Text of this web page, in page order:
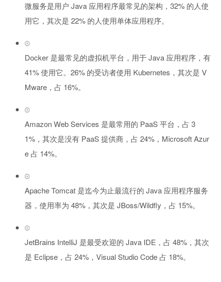
微服务是用户 Java 应用程序最常见的架构，32% 的人使
用它，其次是 22% 的人使用单体应用程序。
Docker 是最常见的虚拟机平台，用于 Java 应用程序，有
41% 使用它。26% 的受访者使用 Kubernetes，其次是 V
Mware，占 16%。
Amazon Web Services 是最常用的 PaaS 平台，占 3
1%，其次是没有 PaaS 提供商，占 24%，Microsoft Azur
e 占 14%。
Apache Tomcat 是迄今为止最流行的 Java 应用程序服务
器，使用率为 48%，其次是 JBoss/Wildfly，占 15%。
JetBrains IntelliJ 是最受欢迎的 Java IDE，占 48%，其次
是 Eclipse，占 24%，Visual Studio Code 占 18%。